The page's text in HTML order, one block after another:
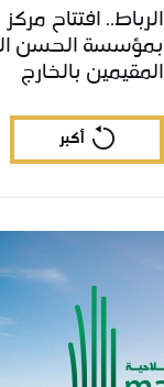
الرباط.. افتتاح
بمؤسسة الحسن
المقيمين بالخارج
أكبر